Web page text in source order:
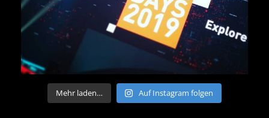
Mehr laden… Auf Instagram folgen